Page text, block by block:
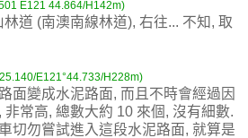
E121 44.864/H142m)
道 (南澳南線林道), 右往... 不知, 取
E121°44.733/H228m)
面變成水泥路面, 而且不時會經過因
常高, 總數大約 10 來個, 沒有細數.
切勿嘗試進入這段水泥路面, 就算是